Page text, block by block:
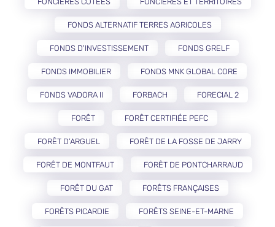
FONDS ALTERNATIF TERRES AGRICOLES
FONDS D'INVESTISSEMENT FONDS GRELF
FONDS IMMOBILIER FONDS MNK GLOBAL CORE
FONDS VADORA II FORBACH FORECIAL 2
FORÊT FORÊT CERTIFIÉE PEFC
FORÊT D’ARGUEL FORÊT DE LA FOSSE DE JARRY
FORÊT DE MONTFAUT FORÊT DE PONTCHARRAUD
FORÊT DU GAT FORÊTS FRANÇAISES
FORÊTS PICARDIE FORÊTS SEINE-ET-MARNE